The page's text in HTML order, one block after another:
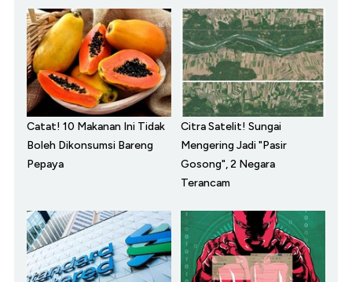
Catat! 10 Makanan Ini Tidak
Boleh Dikonsumsi Bareng
Pepaya
Citra Satelit! Sungai
Mengering Jadi "Pasir
Gosong", 2 Negara
Terancam